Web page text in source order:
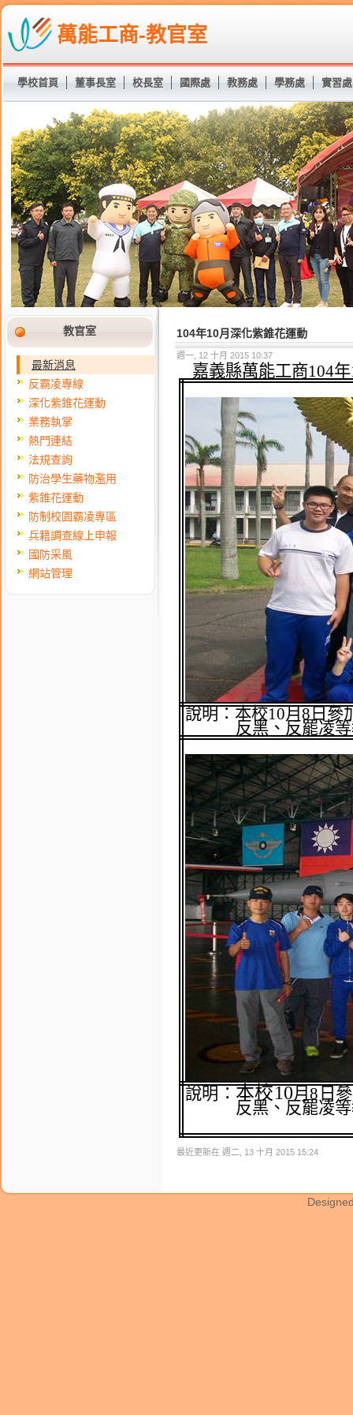
萬能工商-教官室
學校首頁 董事長室 校長室 國際處 教務處 學務處 實習處
教官室
最新消息
反霸凌專線
深化紫錐花運動
業務執掌
熱門連結
法規查詢
防治學生藥物濫用
紫錐花運動
防制校園霸凌專區
兵籍調查線上申報
國防采風
網站管理
104年10月深化紫錐花運動
週一, 12 十月 2015 10:37
嘉義縣萬能工商104年
說明： 本校10月 8 日參
反黑、反罷凌
說明： 本校10月8 日
反黑、反罷凌
最近更新在 週二, 13 十月 2015 15:24